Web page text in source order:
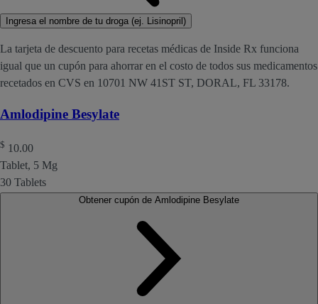
Ingresa el nombre de tu droga (ej. Lisinopril)
La tarjeta de descuento para recetas médicas de Inside Rx funciona
igual que un cupón para ahorrar en el costo de todos sus medicamentos
recetados en CVS en 10701 NW 41ST ST, DORAL, FL 33178.
Amlodipine Besylate
$ 10.00
Tablet, 5 Mg
30 Tablets